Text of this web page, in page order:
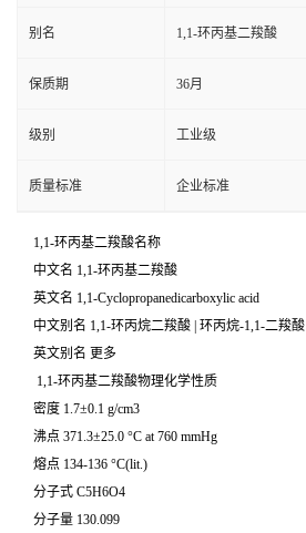
别名 1,1-环丙基二羧酸
保质期 36月
级别 工业级
质量标准 企业标准
1,1-环丙基二羧酸名称
中文名 1,1-环丙基二羧酸
英文名 1,1-Cyclopropanedicarboxylic acid
中文别名 1,1-环丙烷二羧酸 | 环丙烷-1,1-二羧酸
英文别名 更多
1,1-环丙基二羧酸物理化学性质
密度 1.7±0.1 g/cm3
沸点 371.3±25.0 °C at 760 mmHg
熔点 134-136 °C(lit.)
分子式 C5H6O4
分子量 130.099